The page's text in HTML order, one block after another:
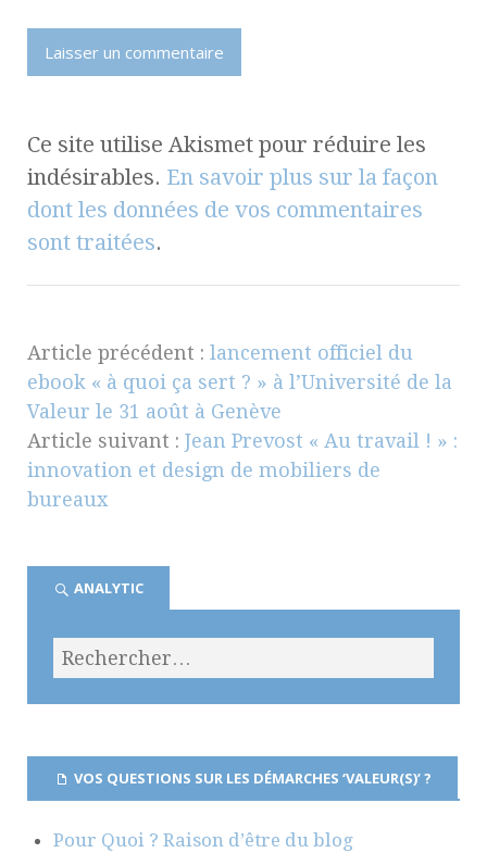
Ce site utilise Akismet pour réduire les
indésirables. En savoir plus sur la façon
dont les données de vos commentaires
sont traitées.
Article précédent : lancement officiel du
ebook « à quoi ça sert ? » à l’Université de la
Valeur le 31 août à Genève
Article suivant : Jean Prevost « Au travail ! » :
innovation et design de mobiliers de
bureaux
ANALYTIC
VOS QUESTIONS SUR LES DÉMARCHES ‘VALEUR(S)’ ?
Pour Quoi ? Raison d’être du blog